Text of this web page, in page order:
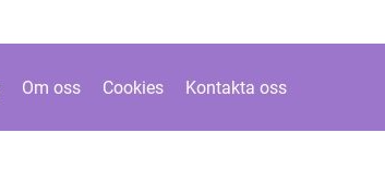
Om oss Cookies Kontakta oss